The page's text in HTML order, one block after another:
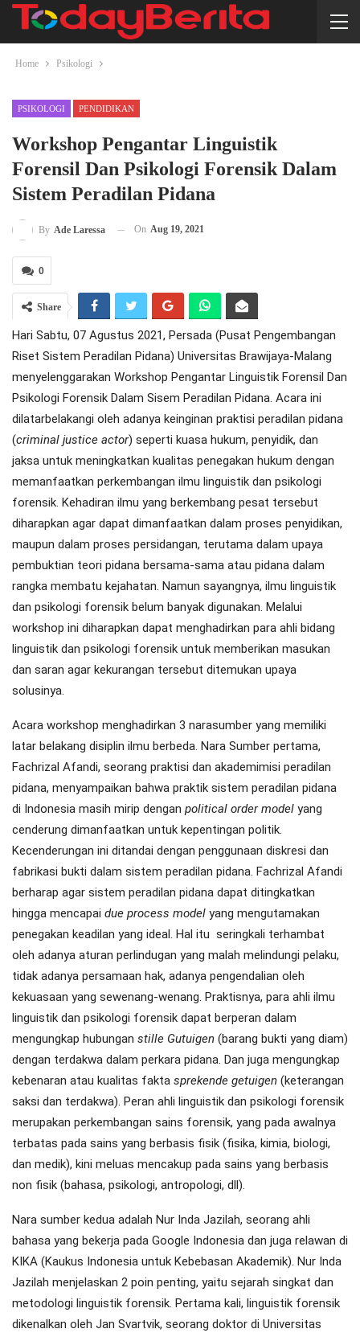
Home Psikologi
PSIKOLOGI PENDIDIKAN
Workshop Pengantar Linguistik
Forensil Dan Psikologi Forensik Dalam
Sistem Peradilan Pidana
By Ade Laressa On Aug 19, 2021
0
Share
Hari Sabtu, 07 Agustus 2021, Persada (Pusat Pengembangan
Riset Sistem Peradilan Pidana) Universitas Brawijaya-Malang
menyelenggarakan Workshop Pengantar Linguistik Forensil Dan
Psikologi Forensik Dalam Sisem Peradilan Pidana. Acara ini
dilatarbelakangi oleh adanya keinginan praktisi peradilan pidana
(criminal justice actor) seperti kuasa hukum, penyidik, dan
jaksa untuk meningkatkan kualitas penegakan hukum dengan
memanfaatkan perkembangan ilmu linguistik dan psikologi
forensik. Kehadiran ilmu yang berkembang pesat tersebut
diharapkan agar dapat dimanfaatkan dalam proses penyidikan,
maupun dalam proses persidangan, terutama dalam upaya
pembuktian teori pidana bersama-sama atau pidana dalam
rangka membatu kejahatan. Namun sayangnya, ilmu linguistik
dan psikologi forensik belum banyak digunakan. Melalui
workshop ini diharapkan dapat menghadirkan para ahli bidang
linguistik dan psikologi forensik untuk memberikan masukan
dan saran agar kekurangan tersebut ditemukan upaya
solusinya.
Acara workshop menghadirkan 3 narasumber yang memiliki
latar belakang disiplin ilmu berbeda. Nara Sumber pertama,
Fachrizal Afandi, seorang praktisi dan akademimisi peradilan
pidana, menyampaikan bahwa praktik sistem peradilan pidana
di Indonesia masih mirip dengan political order model yang
cenderung dimanfaatkan untuk kepentingan politik.
Kecenderungan ini ditandai dengan penggunaan diskresi dan
fabrikasi bukti dalam sistem peradilan pidana. Fachrizal Afandi
berharap agar sistem peradilan pidana dapat ditingkatkan
hingga mencapai due process model yang mengutamakan
penegakan keadilan yang ideal. Hal itu seringkali terhambat
oleh adanya aturan perlindugan yang malah melindungi pelaku,
tidak adanya persamaan hak, adanya pengendalian oleh
kekuasaan yang sewenang-wenang. Praktisnya, para ahli ilmu
linguistik dan psikologi forensik dapat berperan dalam
mengungkap hubungan stille Gutuigen (barang bukti yang diam)
dengan terdakwa dalam perkara pidana. Dan juga mengungkap
kebenaran atau kualitas fakta sprekende getuigen (keterangan
saksi dan terdakwa). Peran ahli linguistik dan psikologi forensik
merupakan perkembangan sains forensik, yang pada awalnya
terbatas pada sains yang berbasis fisik (fisika, kimia, biologi,
dan medik), kini meluas mencakup pada sains yang berbasis
non fisik (bahasa, psikologi, antropologi, dll).
Nara sumber kedua adalah Nur Inda Jazilah, seorang ahli
bahasa yang bekerja pada Google Indonesia dan juga relawan di
KIKA (Kaukus Indonesia untuk Kebebasan Akademik). Nur Inda
Jazilah menjelaskan 2 poin penting, yaitu sejarah singkat dan
metodologi linguistik forensik. Pertama kali, linguistik forensik
dikenalkan oleh Jan Svartvik, seorang doktor di Universitas